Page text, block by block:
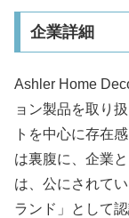
企業詳細
Ashler Home
ョン製品を取り
トを中心に存在
は裏腹に、企業
は、公にされて
ランド」として